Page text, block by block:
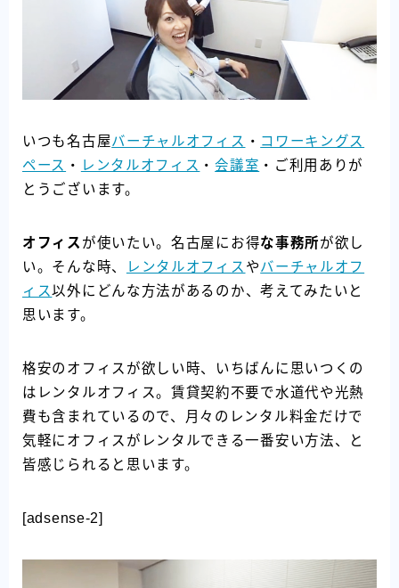
いつも名古屋バーチャルオフィス ・ コワーキングス
ペース ・ レンタルオフィス ・会議室 ・ご利用ありが
とうございます。
オフィス が使いたい。名古屋にお得な事務所が欲し
い。そんな時、
レンタルオフィス やバーチャルオフ
ィス以外にどんな方法があるのか、考えてみたいと
思います。
格安のオフィスが欲しい時、いちばんに思いつくの
はレンタルオフィス。賃貸契約不要で水道代や光熱
費も含まれているので、月々のレンタル料金だけで
気軽にオフィスがレンタルできる一番安い方法、と
皆感じられると思います。
[adsense-2]